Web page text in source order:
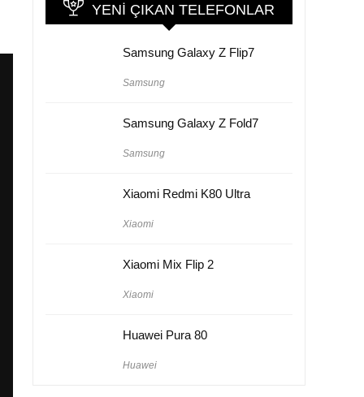
YENI ÇIKAN TELEFONLAR
Samsung Galaxy Z Flip7
Samsung
Samsung Galaxy Z Fold7
Samsung
Xiaomi Redmi K80 Ultra
Xiaomi
Xiaomi Mix Flip 2
Xiaomi
Huawei Pura 80
Huawei